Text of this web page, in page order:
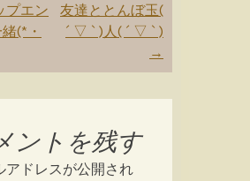
プエン
(*・
友達ととんぼ玉(
´ ▽ ` )人( ´ ▽ ` )
→
ントを残す
アドレスが公開され